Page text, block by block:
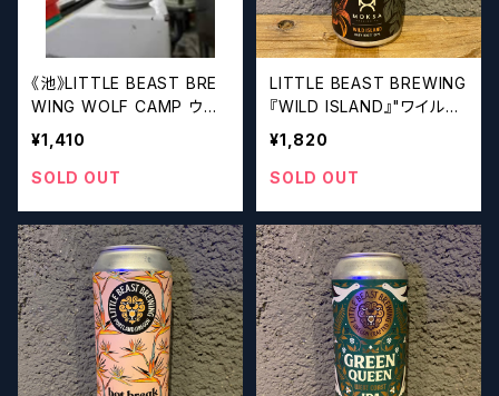
《池》LITTLE BEAST BRE
WING WOLF CAMP ウル
フキャンプ【クラフトビール
シザーズ】
¥1,410
SOLD OUT
LITTLE BEAST BREWING
『WILD ISLAND』"ワイルド
アイランド" Hazy Brett DI
PA【クラフトビールシザー
ズ】
¥1,820
SOLD OUT